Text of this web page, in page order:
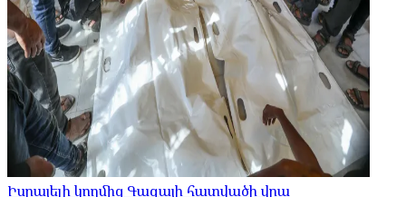
Իսրայելի կողմից Գազայի հատվածի վրա